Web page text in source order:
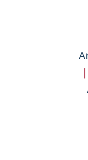
|